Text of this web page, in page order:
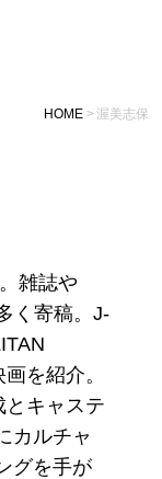
HOME 渥美志保
雑誌や
く寄稿。J-
を紹介。
キャステ
カルチャ
グを手が